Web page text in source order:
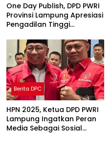
One Day Publish, DPD PWRI
Provinsi Lampung Apresiasi
Pengadilan Tinggi
Berita DPC
HPN 2025, Ketua DPD PWRI
Lampung Ingatkan Peran
Media Sebagai Sosial